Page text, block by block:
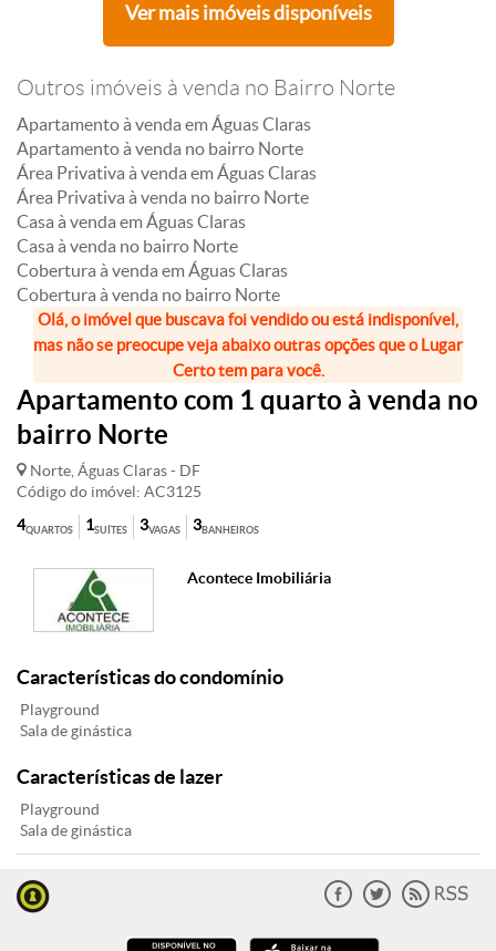
Ver mais imóveis disponíveis
Outros imóveis à venda no Bairro Norte
Apartamento à venda em Águas Claras
Apartamento à venda no bairro Norte
Área Privativa à venda em Águas Claras
Área Privativa à venda no bairro Norte
Casa à venda em Águas Claras
Casa à venda no bairro Norte
Cobertura à venda em Águas Claras
Cobertura à venda no bairro Norte
Olá, o imóvel que buscava foi vendido ou está indisponível,
mas não se preocupe veja abaixo outras opções que o Lugar
Certo tem para você.
Apartamento com 1 quarto à venda no
bairro Norte
Norte, Águas Claras - DF
Código do imóvel: AC3125
QUARTOS
4 SUÍTES
1 VAGAS
3 BANHEIROS
3
Acontece Imobiliária
Características do condomínio
Playground
Sala de ginástica
Características de lazer
Playground
Sala de ginástica